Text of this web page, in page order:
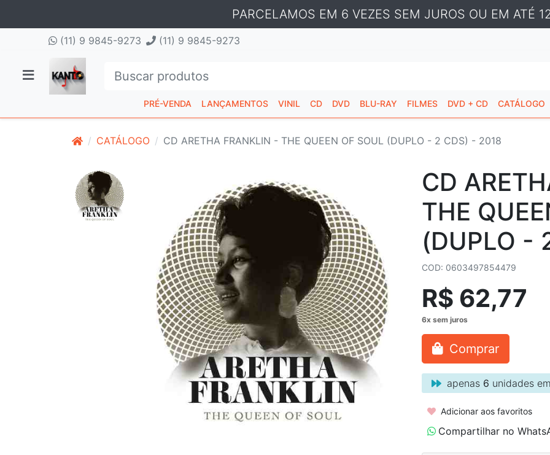
PARCELAMOS EM 6 VEZES SEM JUROS OU EM ATÉ
(11) 9 9845-9273 (11) 9 9845-9273
PRÉ-VENDA LANÇAMENTOS VINIL CD DVD BLU-RAY FILMES DVD + CD CATÁLOGO
CATÁLOGO CD ARETHA FRANKLIN - THE QUEEN OF SOUL (DUPLO - 2 CDS) - 2018
CD
THE
(DUPLO -
COD: 0603497854479
R$ 62,77
Comprar
apenas 6 unidades
Adicionar aos favoritos
Compartilhar no